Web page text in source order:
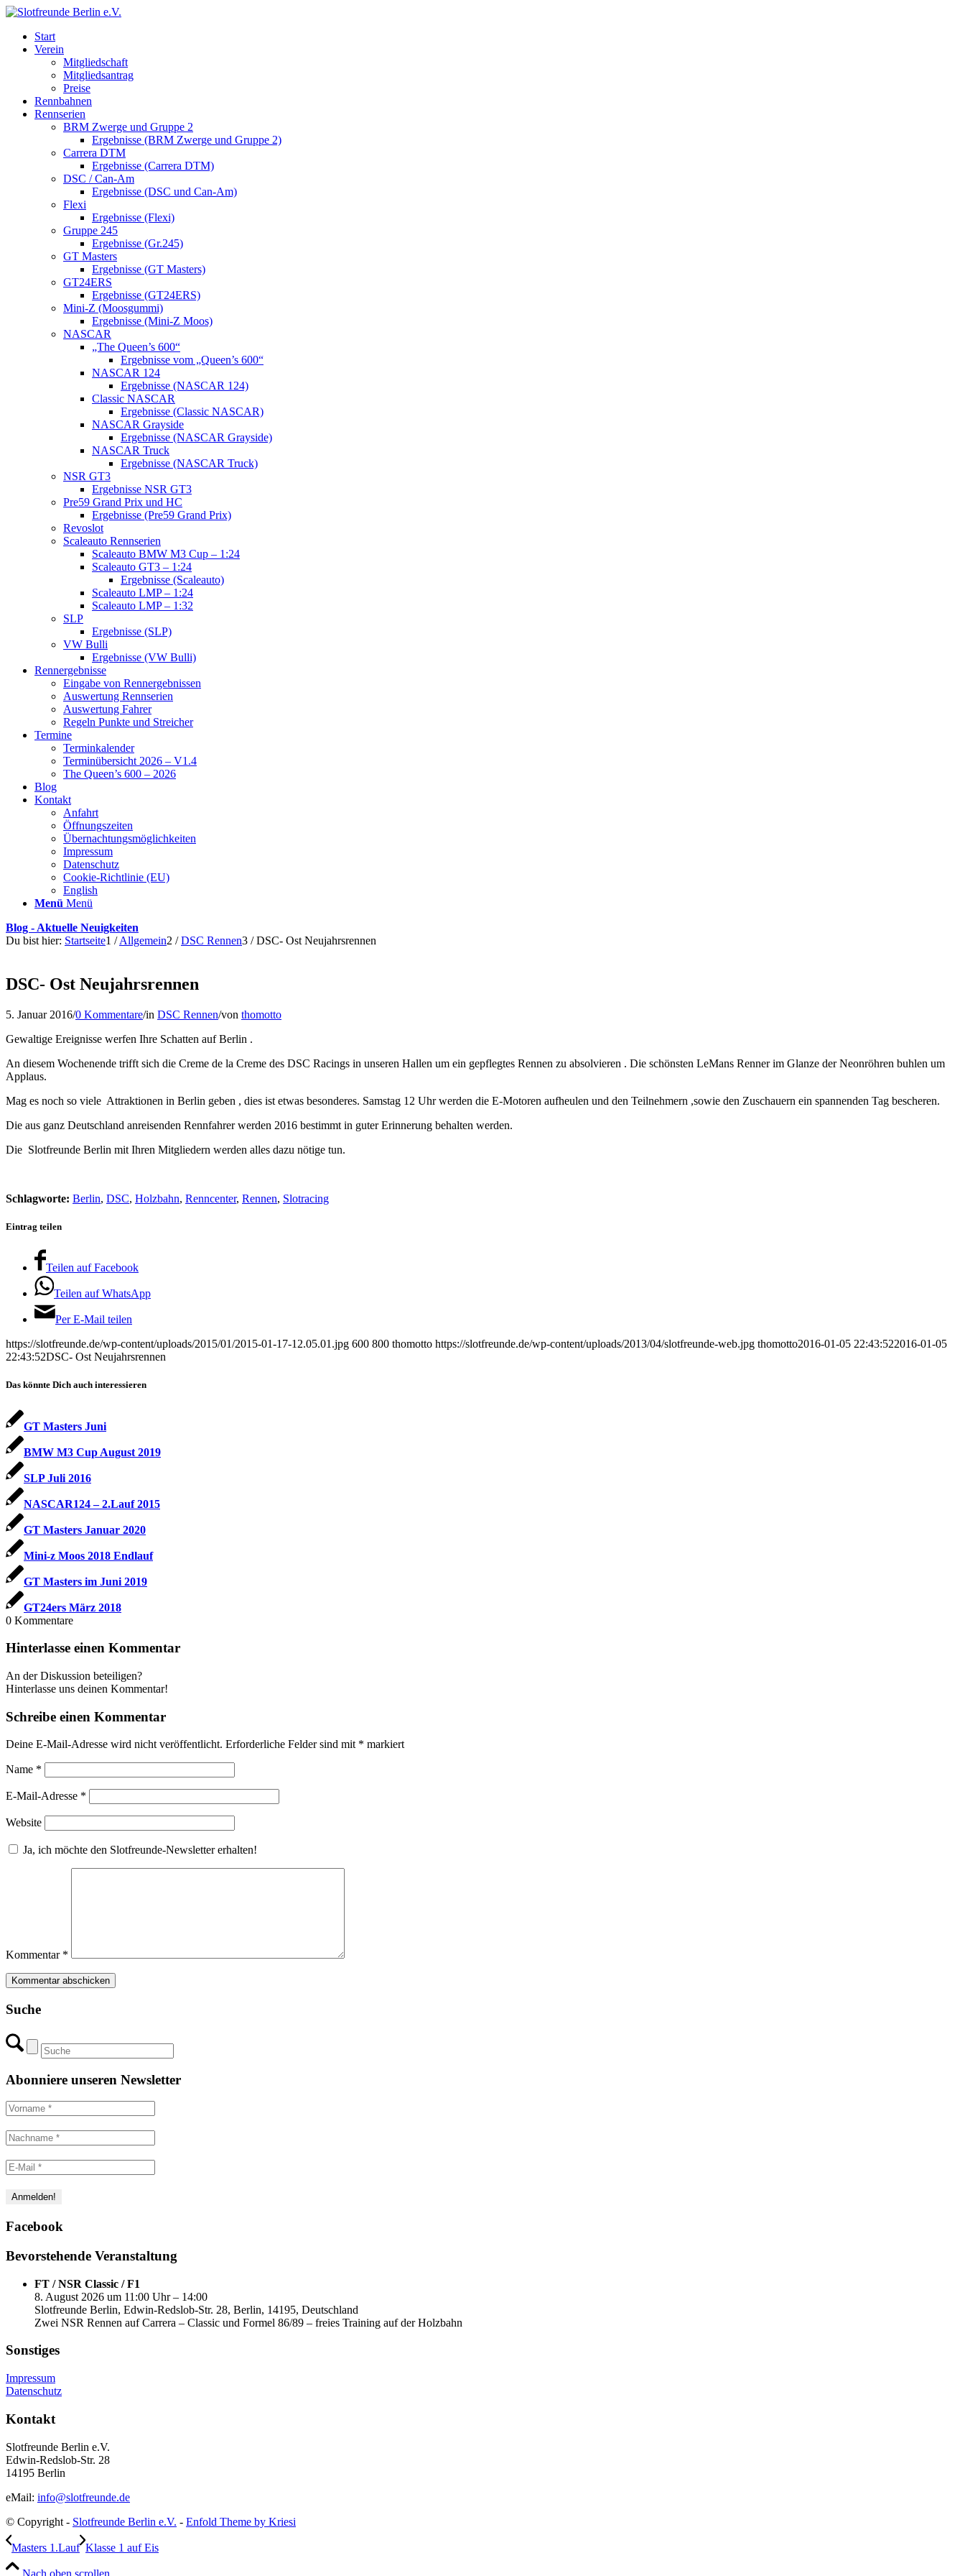
Start
Verein
Mitgliedschaft
Mitgliedsantrag
Preise
Rennbahnen
Rennserien
BRM Zwerge und Gruppe 2
Ergebnisse (BRM Zwerge und Gruppe 2)
Carrera DTM
Ergebnisse (Carrera DTM)
DSC / Can-Am
Ergebnisse (DSC und Can-Am)
Flexi
Ergebnisse (Flexi)
Gruppe 245
Ergebnisse (Gr.245)
GT Masters
Ergebnisse (GT Masters)
GT24ERS
Ergebnisse (GT24ERS)
Mini-Z (Moosgummi)
Ergebnisse (Mini-Z Moos)
NASCAR
„The Queen’s 600“
Ergebnisse vom „Queen’s 600“
NASCAR 124
Ergebnisse (NASCAR 124)
Classic NASCAR
Ergebnisse (Classic NASCAR)
NASCAR Grayside
Ergebnisse (NASCAR Grayside)
NASCAR Truck
Ergebnisse (NASCAR Truck)
NSR GT3
Ergebnisse NSR GT3
Pre59 Grand Prix und HC
Ergebnisse (Pre59 Grand Prix)
Revoslot
Scaleauto Rennserien
Scaleauto BMW M3 Cup – 1:24
Scaleauto GT3 – 1:24
Ergebnisse (Scaleauto)
Scaleauto LMP – 1:24
Scaleauto LMP – 1:32
SLP
Ergebnisse (SLP)
VW Bulli
Ergebnisse (VW Bulli)
Rennergebnisse
Eingabe von Rennergebnissen
Auswertung Rennserien
Auswertung Fahrer
Regeln Punkte und Streicher
Termine
Terminkalender
Terminübersicht 2026 – V1.4
The Queen’s 600 – 2026
Blog
Kontakt
Anfahrt
Öffnungszeiten
Übernachtungsmöglichkeiten
Impressum
Datenschutz
Cookie-Richtlinie (EU)
English
Menü Menü
Blog - Aktuelle Neuigkeiten
Du bist hier: Startseite1 / Allgemein2 / DSC Rennen3 / DSC- Ost Neujahrsrennen
DSC- Ost Neujahrsrennen
5. Januar 2016/0 Kommentare/in DSC Rennen/von thomotto
Gewaltige Ereignisse werfen Ihre Schatten auf Berlin .
An diesem Wochenende trifft sich die Creme de la Creme des DSC Racings in unseren Hallen um ein gepflegtes Rennen zu absolvieren . Die schönsten LeMans Renner im Glanze der Neonröhren buhlen um
Applaus.
Mag es noch so viele Attraktionen in Berlin geben , dies ist etwas besonderes. Samstag 12 Uhr werden die E-Motoren aufheulen und den Teilnehmern ,sowie den Zuschauern ein spannenden Tag bescheren.
Die aus ganz Deutschland anreisenden Rennfahrer werden 2016 bestimmt in guter Erinnerung behalten werden.
Die Slotfreunde Berlin mit Ihren Mitgliedern werden alles dazu nötige tun.
Schlagworte: Berlin, DSC, Holzbahn, Renncenter, Rennen, Slotracing
Eintrag teilen
Teilen auf Facebook
Teilen auf WhatsApp
Per E-Mail teilen
https://slotfreunde.de/wp-content/uploads/2015/01/2015-01-17-12.05.01.jpg 600 800 thomotto https://slotfreunde.de/wp-content/uploads/2013/04/slotfreunde-web.jpg thomotto2016-01-05 22:43:522016-01-05
22:43:52DSC- Ost Neujahrsrennen
Das könnte Dich auch interessieren
GT Masters Juni
BMW M3 Cup August 2019
SLP Juli 2016
NASCAR124 – 2.Lauf 2015
GT Masters Januar 2020
Mini-z Moos 2018 Endlauf
GT Masters im Juni 2019
GT24ers März 2018
0 Kommentare
Hinterlasse einen Kommentar
An der Diskussion beteiligen?
Hinterlasse uns deinen Kommentar!
Schreibe einen Kommentar
Deine E-Mail-Adresse wird nicht veröffentlicht. Erforderliche Felder sind mit * markiert
Name *
E-Mail-Adresse *
Website
Ja, ich möchte den Slotfreunde-Newsletter erhalten!
Kommentar *
Suche
Abonniere unseren Newsletter
Facebook
Bevorstehende Veranstaltung
FT / NSR Classic / F1
8. August 2026 um 11:00 Uhr – 14:00
Slotfreunde Berlin, Edwin-Redslob-Str. 28, Berlin, 14195, Deutschland
Zwei NSR Rennen auf Carrera – Classic und Formel 86/89 – freies Training auf der Holzbahn
Sonstiges
Impressum
Datenschutz
Kontakt
Slotfreunde Berlin e.V.
Edwin-Redslob-Str. 28
14195 Berlin
eMail: info@slotfreunde.de
© Copyright - Slotfreunde Berlin e.V. - Enfold Theme by Kriesi
Masters 1.Lauf Klasse 1 auf Eis
Nach oben scrollen